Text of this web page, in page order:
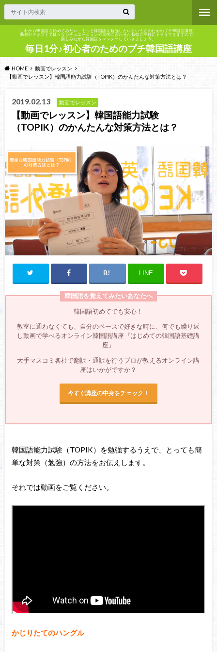
これから韓国語を始めてみたい、もっと韓国語を勉強したいという方のためのプチ韓国語講座。
動画やテキストで様々なシチュエーションや目的に合わせた勉強に手軽にトライできますので、
楽しみながら韓国語をマスターしていきましょう。
毎日1分♪初心者のためのプチ韓国語講座
HOME
動画でレッスン
【動画でレッスン】韓国語能力試験（TOPIK）のかんたんな対策方法とは？
2019.02.13 動画でレッスン
【動画でレッスン】韓国語能力試験
（TOPIK）のかんたんな対策方法とは？
LINE
韓国語を覚えてみたいあなたへ
韓国語初めてでも安心！
教室に通わなくても、自分のペースで好きな時に、何でも繰り返
し動画で学べるオンライン韓国語講座『はじめての韓国語基礎講
座』
大手マスコミ各社で翻訳・通訳を行うプロが教えるオンライン講
座はいかがですか？
今すぐ講座の中身をチェック！
韓国語能力試験（TOPIK）を勉強するうえで、とっても簡
単な対策（勉強）の方法をお伝えします。
それでは動画をご覧ください。
かじりたてのハングル